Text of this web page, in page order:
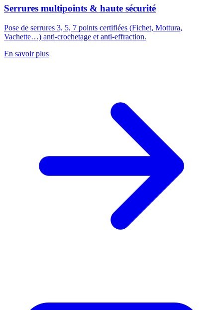
Serrures multipoints & haute sécurité
Pose de serrures 3, 5, 7 points certifiées (Fichet, Mottura,
Vachette…) anti-crochetage et anti-effraction.
En savoir plus